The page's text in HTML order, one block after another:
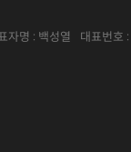
자명 : 백성열 대표번호 :